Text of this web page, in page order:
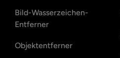
Bild-Wasserzeichen-
Entferner
Objektentferner